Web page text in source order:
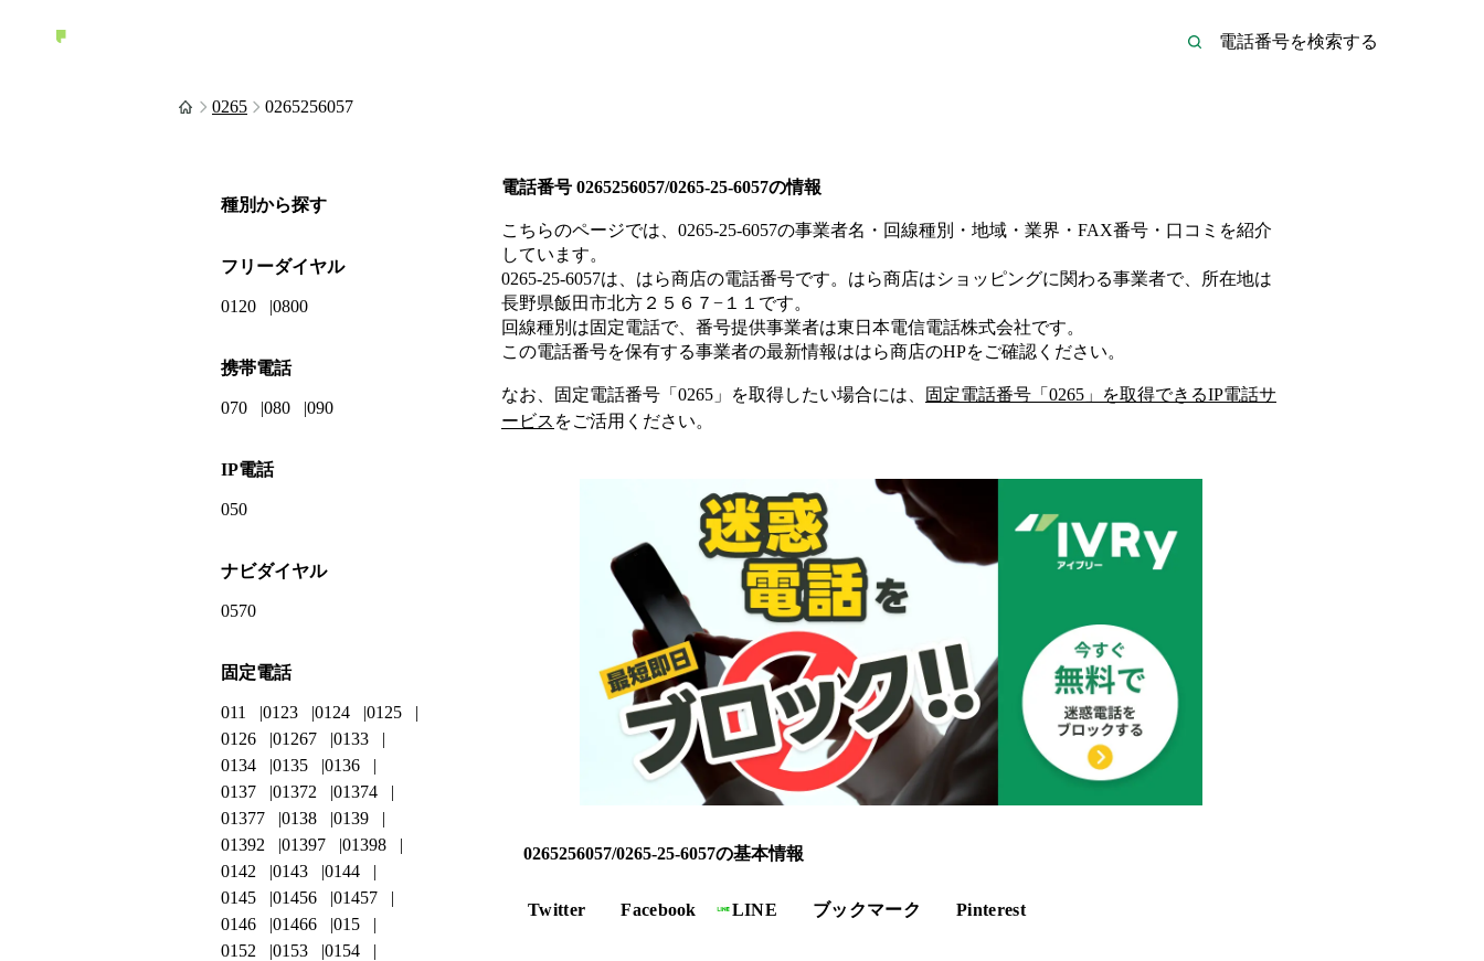
0265 0265256057
電話番号 0265256057/0265-25-6057の情報
こちらのページでは、 0265-25-6057の事業者名・回線種別・地域・業界・FAX番号・口コミを紹介
しています。
0265-25-6057は、 はら商店の電話番号です。 はら商店はショッピングに関わる事業者で、所在地は
長野県飯田市北方２５６７−１１ です。
回線種別は固定電話で、番号提供事業者は東日本電信電話株式会社です。
この電話番号を保有する事業者の最新情報ははら商店のHPをご確認ください。
なお、固定電話番号「 0265 」を取得したい場合には、 固定電話番号「 0265 」を取得できるIP電話サ
ービス をご活用ください。
0265256057/0265-25-6057の基本情報
Twitter Facebook LINE ブックマーク Pinterest
種別から探す
フリーダイヤル
0120 0800
携帯電話
070 080 090
IP電話
050
ナビダイヤル
0570
固定電話
011 0123 0124
0125
0126
01267
0133
0134
0135
0136
0137
01372
01374
01377
0138
0139
01392
01397
01398
0142
0143
0144
0145
01456
01457
0146
01466
015
0152
0153
0154